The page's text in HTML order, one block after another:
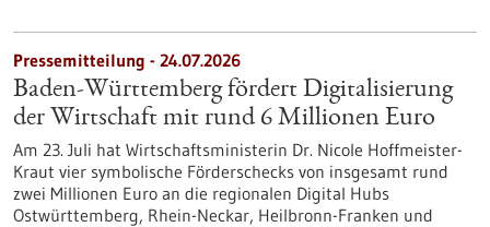
Pressemitteilung - 24.07.2026
Baden-Württemberg fördert Digitalisierung
der Wirtschaft mit rund 6 Millionen Euro
Am 23. Juli hat Wirtschaftsministerin Dr. Nicole Hoffmeister-
Kraut vier symbolische Förderschecks von insgesamt rund
zwei Millionen Euro an die regionalen Digital Hubs
Ostwürttemberg, Rhein-Neckar, Heilbronn-Franken und